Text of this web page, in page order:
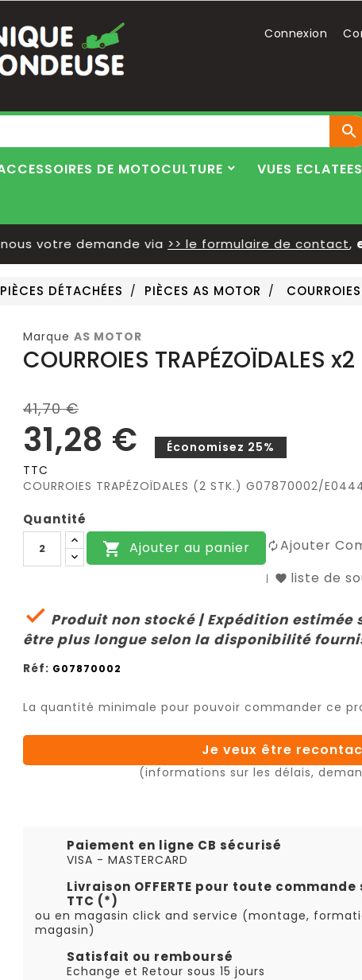
Connexion
Blog

DE MOTOCULTURE
VUES ECLATEES
votre demande via >> le formulaire de contact,en
PIÈCES DÉTACHÉES PIÈCES AS MOTOR
Marque AS MOTOR
COURROIES TRAPÉZOÏDALES x2
41,70 €
31,28 €
Économisez 25%
TTC
COURROIES TRAPÉZOÏDALES (2 STK.) G07870002/
Quantité
 Ajouter au panier
Ajouter
liste de
 Produit non stocké | Expédition estimée
être plus longue selon la disponibilité
Réf: G07870002
La quantité minimale pour pouvoir commander ce
Je veux être
(informations sur les délais,
Paiement en ligne CB sécurisé
VISA - MASTERCARD
Livraison OFFERTE pour toute
TTC (*)
ou en magasin click and service (montage,
magasin)
Satisfait ou remboursé
Echange et Retour sous 15 jours